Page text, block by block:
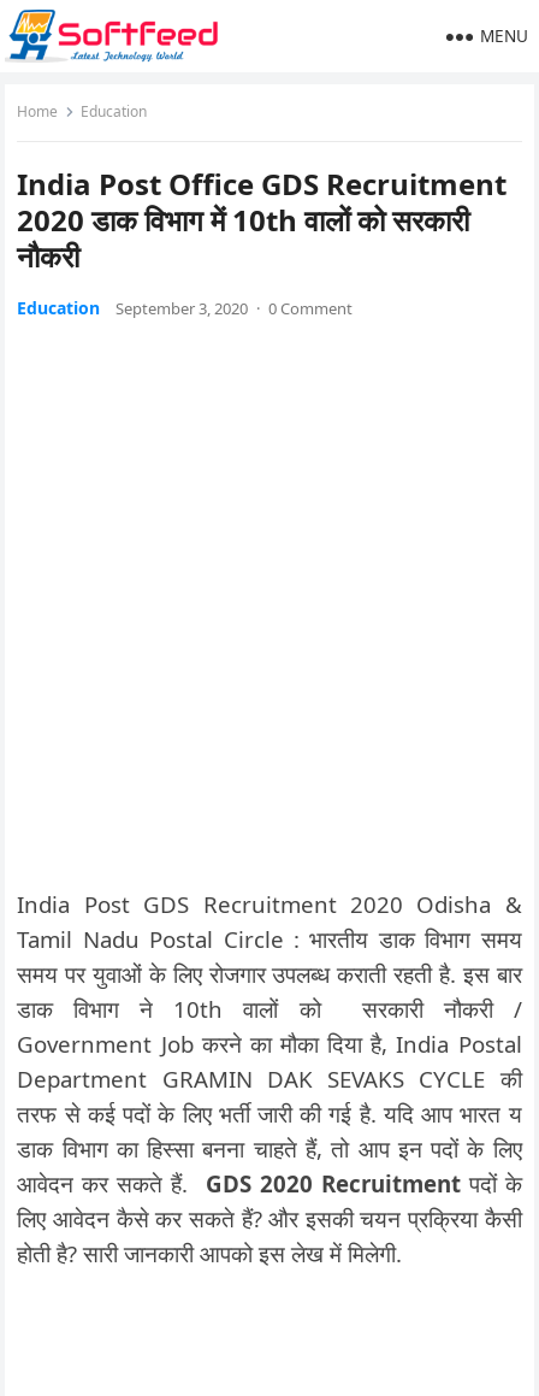
MENU
Home Education
India Post Office GDS Recruitment
2020 डाक विभाग में 10th वालों को सरकारी
नौकरी
Education September 3, 2020 · 0 Comment
India Post GDS Recruitment 2020 Odisha &
Tamil Nadu Postal Circle : भारतीय डाक विभाग समय
समय पर युवाओं के लिए रोजगार उपलब्ध कराती रहती है. इस बार
डाक विभाग ने 10th वालों को सरकारी नौकरी /
Government Job करने का मौका दिया है, India Postal
Department GRAMIN DAK SEVAKS CYCLE की
तरफ से कई पदों के लिए भर्ती जारी की गई है. यदि आप भारत य
डाक विभाग का हिस्सा बनना चाहते हैं, तो आप इन पदों के लिए
आवेदन कर सकते हैं. GDS 2020 Recruitmentपदों के
लिए आवेदन कैसे कर सकते हैं? और इसकी चयन प्रक्रिया कैसी
होती है? सारी जानकारी आपको इसलेख में मिलेगी.